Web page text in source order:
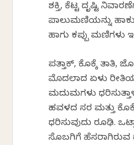
ಶಕ್ತಿ, ಕೆಟ್ಟ ದೃಷ್ಟಿ
ಪಾಲುಮಣಿಯನ್ನು
ಹಾಗು ಕಪ್ಪು ಮಣಿಗಳು
ಪತ್ತಾಕ್, ಕೊಕ್ಕೆ ತಾತಿ,
ಮೊದಲಾದ ಏಳು
ಮದುಮಗಳು
ಹವಳದ ಸರ ಮತ್ತು
ಧರಿಸುವುದು ರೂಢಿ.
ಸೊಬಗಿಗೆ